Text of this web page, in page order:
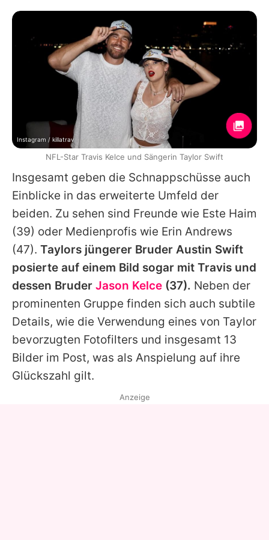
Insgesamt geben die Schnappschüsse auch
Einblicke in das erweiterte Umfeld der
beiden. Zu sehen sind Freunde wie Este Haim
(39) oder Medienprofis wie Erin Andrews
(47). Taylors jüngerer Bruder Austin Swift
posierte auf einem Bild sogar mit Travis und
dessen Bruder Jason Kelce (37). Neben der
prominenten Gruppe finden sich auch subtile
Details, wie die Verwendung eines von Taylor
bevorzugten Fotofilters und insgesamt 13
Bilder im Post, was als Anspielung auf ihre
Glückszahl gilt.
Instagram / killatrav
NFL-Star Travis Kelce und Sängerin Taylor Swift
Anzeige